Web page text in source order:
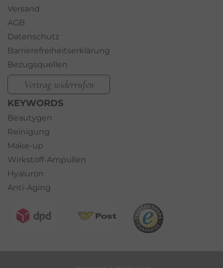
Versand
AGB
Datenschutz
Barrierefreiheitserklärung
Bezugsquellen
Vertrag widerrufen
KEYWORDS
Beautygen
Reinigung
Make-up
Wirkstoff-Ampullen
Hyaluron
Anti-Aging